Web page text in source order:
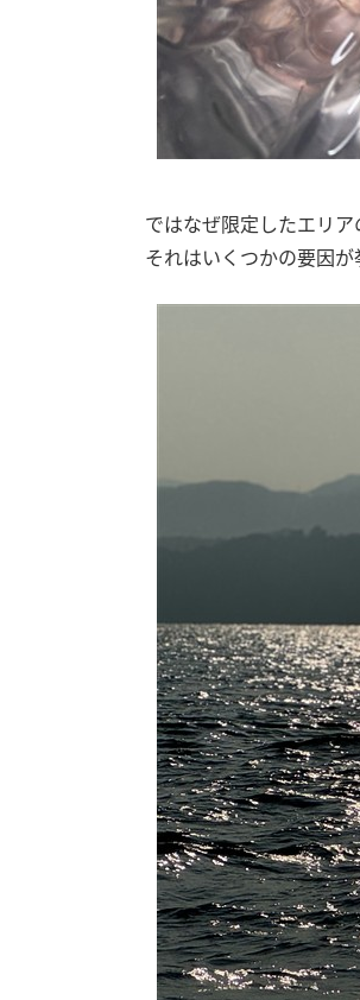
ではなぜ限定したエリア
それはいくつかの要因が